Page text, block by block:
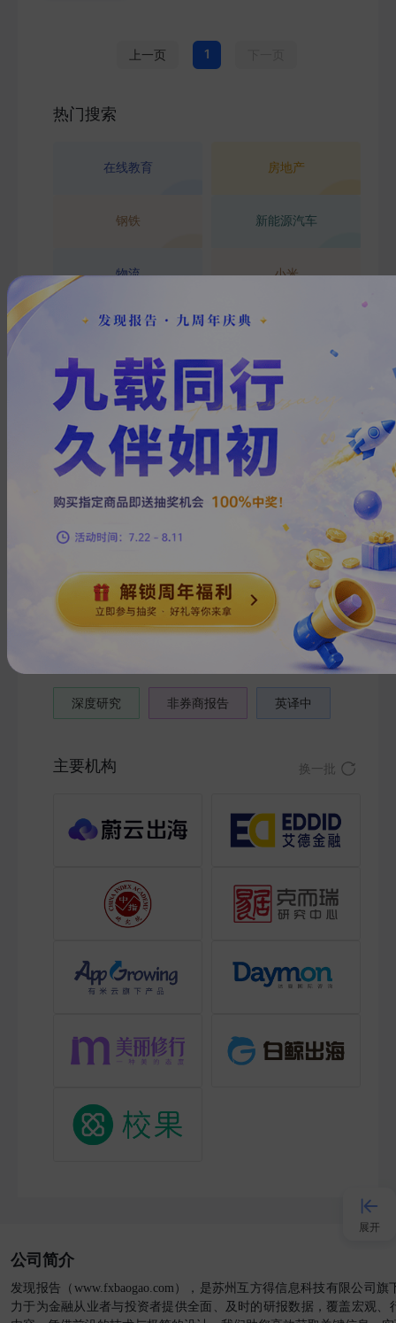
期货研究
上一页 1
热门搜索
在线教育 房地产
钢铁 新能源汽车
物流 小米
瑞幸咖啡 医疗器械
换一批
主要行业 换一批
信息技术 金融
电子设备 建筑建材
基础化工 食品饮料 文化传媒
深度研究 非券商报告 英译中
主要机构 换一批
公司简介
发现报告（www.fxbaogao.com），是苏州互方得信息科技有限公司
力于为金融从业者与投资者提供全面、及时的研报数据，覆盖宏观、
展开
接入AI